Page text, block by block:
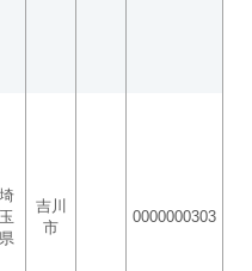
埼
玉
県
吉川
市
0000000303